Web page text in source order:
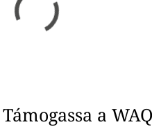
Támogassa a